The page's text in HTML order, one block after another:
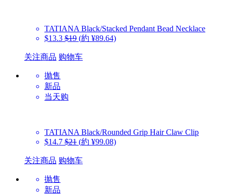
TATIANA Black/Stacked Pendant Bead Necklace
$13.3 $19 (約 ¥89.64)
关注商品 购物车
抛售
新品
当天购
TATIANA Black/Rounded Grip Hair Claw Clip
$14.7 $21 (約 ¥99.08)
关注商品 购物车
抛售
新品